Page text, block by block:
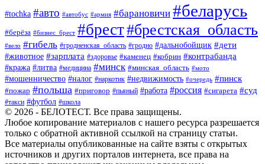
#tochka #авто #автобус #армия #барановичи #беларусь
#берёза #бизнес_брест #брест#брестская_область
#вело #гибель #гродненская_область #гродно #дальнобойщик #дети
#животное #зарплата #здоровье #каменец #кобрин #контрабанда
#кража #литва #медицина #минск #минская_область #мото
#мошенничество #налог #наркотик #недвижимость #очередь #пинск
#пожар #польша #приговор #пьяный #работа #россия #сигарета #суд
#такси #футбол #школа
© 2026 - БЕЛОТЕСТ. Все права защищены.
Любое копирование материалов с нашего ресурса разрешается
только с обратной активной ссылкой на страницу статьи.
Все материалы опубликованные на сайте взяты с открытых
источников и других порталов интернета, все права на